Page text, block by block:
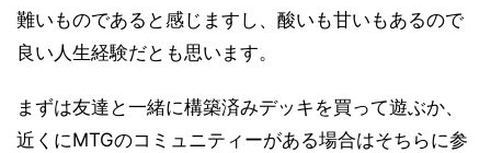
難いものであると感じますし、酸いも甘いもあるので
良い人生経験だとも思います。
まずは友達と一緒に構築済みデッキを買って遊ぶか、
近くにMTGのコミュニティーがある場合はそちらに参